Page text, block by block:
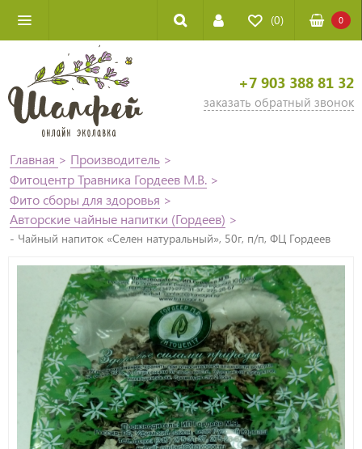
(0) 0
+7 903 388 81 32
заказать обратный звонок
Главная > Производитель >
Фитоцентр Травника Гордеев М.В. >
Фито сборы для здоровья >
Авторские чайные напитки (Гордеев) >
- Чайный напиток «Селен натуральный», 50г, п/п, ФЦ Гордеев